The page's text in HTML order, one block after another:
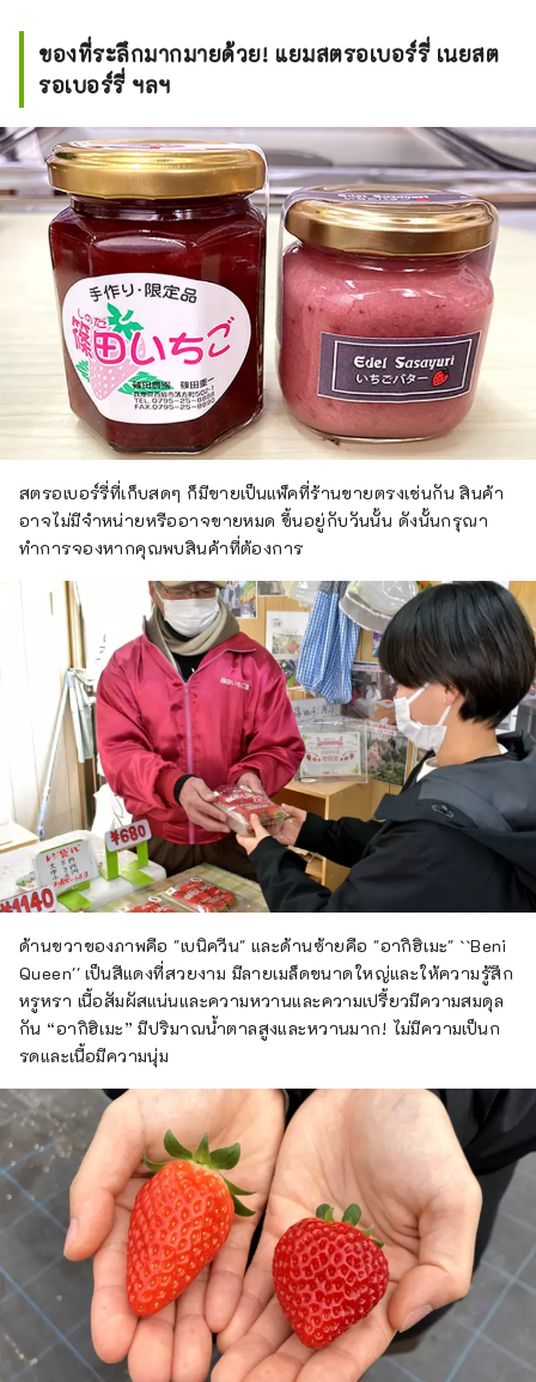
ของที่ระลึกมากมายด้วย! แยมสตรอเบอร์รี่ เนยสต
รอเบอร์รี่ ฯลฯ
สตรอเบอร์รี่ที่เก็บสดๆ ก็มีขายเป็นแพ็คที่ร้านขายตรงเช่นกัน สินค้า
อาจไม่มีจำหน่ายหรืออาจขายหมด ขึ้นอยู่กับวันนั้น ดังนั้นกรุณา
ทำการจองหากคุณพบสินค้าที่ต้องการ
ด้านขวาของภาพคือ "เบนิควีน" และด้านซ้ายคือ "อากิฮิเมะ" ``Beni
Queen'' เป็นสีแดงที่สวยงาม มีลายเมล็ดขนาดใหญ่และให้ความรู้สึก
หรูหรา เนื้อสัมผัสแน่นและความหวานและความเปรี้ยวมีความสมดุล
กัน “อากิฮิเมะ” มีปริมาณน้ำตาลสูงและหวานมาก! ไม่มีความเป็นก
รดและเนื้อมีความนุ่ม